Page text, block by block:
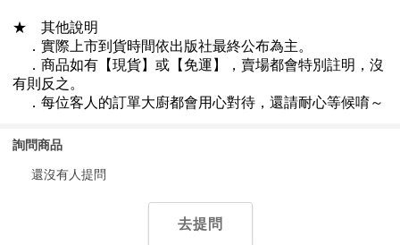
詢問商品
還沒有人提問
去提問